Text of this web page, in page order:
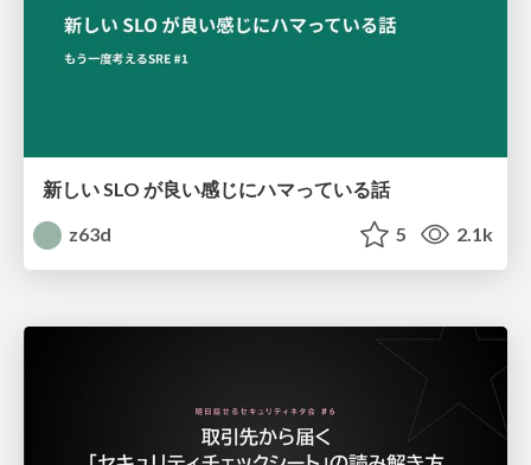
新しい SLO が良い感じにハマっている話
z63d
5 2.1k